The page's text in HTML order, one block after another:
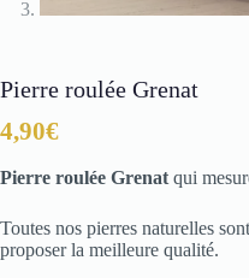
Pierre roulée Grenat
4,90€
Pierre roulée Grenat qui
Toutes nos pierres naturelles
proposer la meilleure qualité.